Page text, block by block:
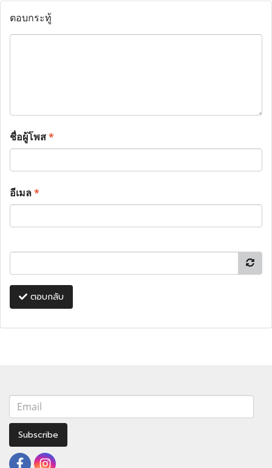
ตอบกระทู้
ชื่อผู้โพส*
อีเมล*
ตอบกลับ
Subscribe